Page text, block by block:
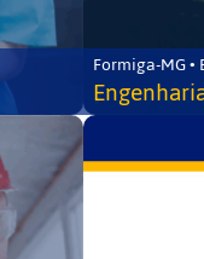
Formiga-MG